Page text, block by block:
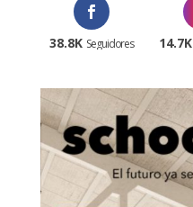
38.8K Seguidores 14.7K